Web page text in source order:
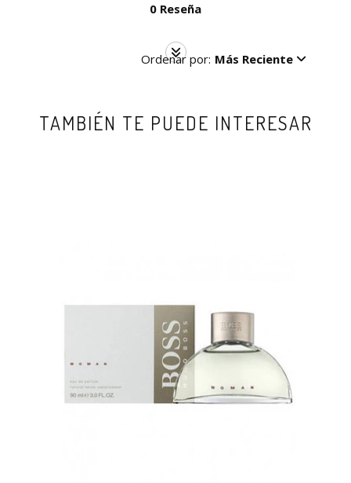
0 Reseña
Ordenar por: Más Reciente
TAMBIÉN TE PUEDE INTERESAR